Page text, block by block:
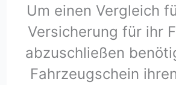
Um einen Vergleich
Versicherung für ihr
abzuschließen
Fahrzeugschein